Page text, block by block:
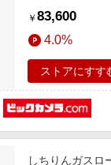
ラ
ゴルフ
予約
ジ
￥ 83,600
4.0%
ストアにすす
しちりんガスロ